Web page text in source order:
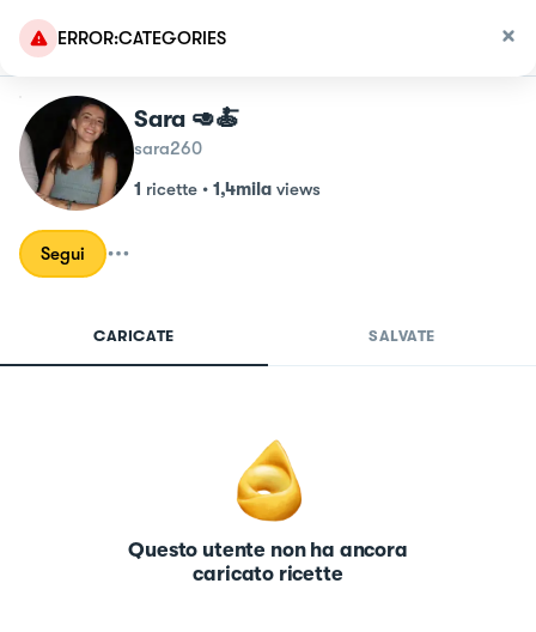
ERROR:CATEGORIES
Sara 🥑🍝
sara260
1 ricette • 1,4mila views
Segui
CARICATE SALVATE
Questo utente non ha ancora
caricato ricette